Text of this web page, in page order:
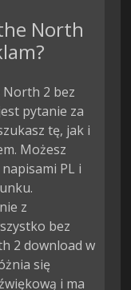
North
North 2 bez
pytanie za
tę, jak i
Możesz
PL i
z
bez
2 download w
się
i ma